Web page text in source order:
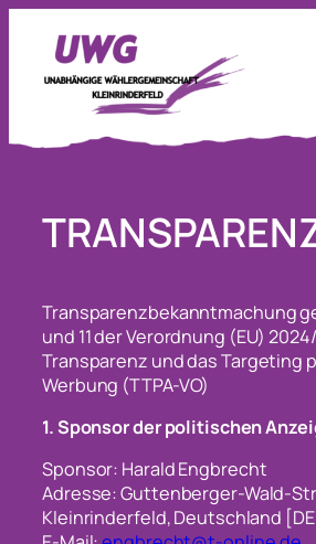
Inhalt
springen
Transparenzbekanntmachung
und 11 der Verordnung (EU)
Transparenz und das Targeting
Werbung (TTPA-VO)
1. Sponsor der politischen
Sponsor: Harald Engbrecht
Adresse: Guttenberger-Wald-Str.
Kleinrinderfeld, Deutschland